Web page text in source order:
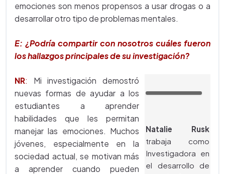
emociones son menos propensos a usar drogas o a
desarrollar otro tipo de problemas mentales.
E: ¿Podría compartir con nosotros cuáles fueron
los hallazgos principales de su investigación?
Natalie Rusk
trabaja como
Investigadora en
el desarrollo de
NR: Mi investigación demostró
nuevas formas de ayudar a los
estudiantes a aprender
habilidades que les permitan
manejar las emociones. Muchos
jóvenes, especialmente en la
sociedad actual, se motivan más
a aprender cuando pueden